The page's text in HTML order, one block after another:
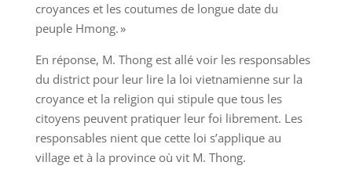
croyances et les coutumes de longue date du
peuple Hmong. »
En réponse, M. Thong est allé voir les responsables
du district pour leur lire la loi vietnamienne sur la
croyance et la religion qui stipule que tous les
citoyens peuvent pratiquer leur foi librement. Les
responsables nient que cette loi s’applique au
village et à la province où vit M. Thong.